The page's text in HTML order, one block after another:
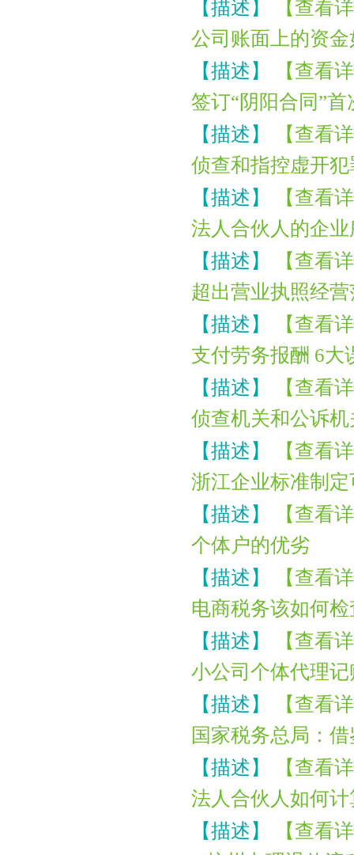
【描述】
【查看
公司账面上的资
【描述】
【查看
签订“阴阳合同”
【描述】
【查看
侦查和指控虚开
【描述】
【查看
法人合伙人的企
【描述】
【查看
超出营业执照经
【描述】
【查看
支付劳务报酬 6大
【描述】
【查看
侦查机关和公诉
【描述】
【查看
浙江企业标准制
【描述】
【查看
个体户的优劣
【描述】
【查看
电商税务该如何检
【描述】
【查看
小公司个体代理
【描述】
【查看
国家税务总局：
【描述】
【查看
法人合伙人如何
【描述】
【查看